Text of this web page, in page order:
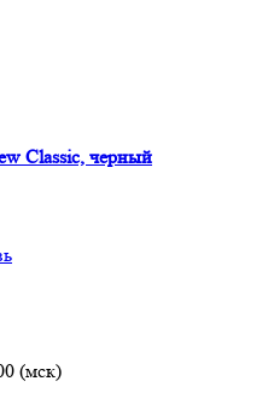
Classic, черный
(мск)